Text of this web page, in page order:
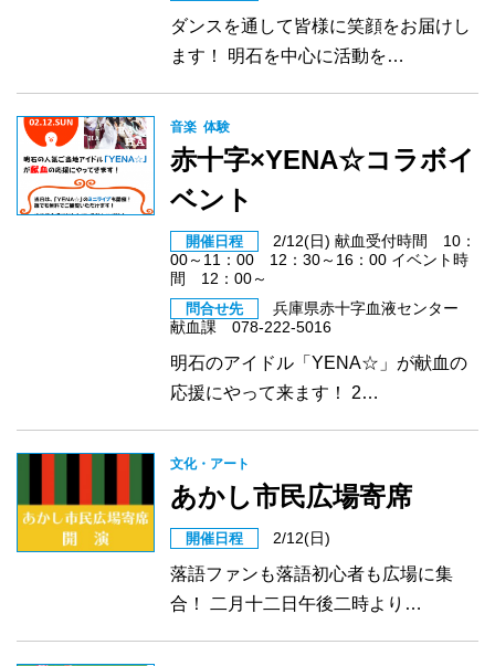
ダンスを通して皆様に笑顔をお届けし
ます！ 明石を中心に活動を…
音楽 体験
赤十字×YENA☆コラボイ
ベント
開催日程
2/12(日) 献血受付時間 10：
00～11：00 12：30～16：00 イベント時
間 12：00～
問合せ先
兵庫県赤十字血液センター
献血課 078-222-5016
明石のアイドル「YENA☆」が献血の
応援にやって来ます！ 2…
文化・アート
あかし市民広場寄席
開催日程 2/12(日)
落語ファンも落語初心者も広場に集
合！ 二月十二日午後二時より…